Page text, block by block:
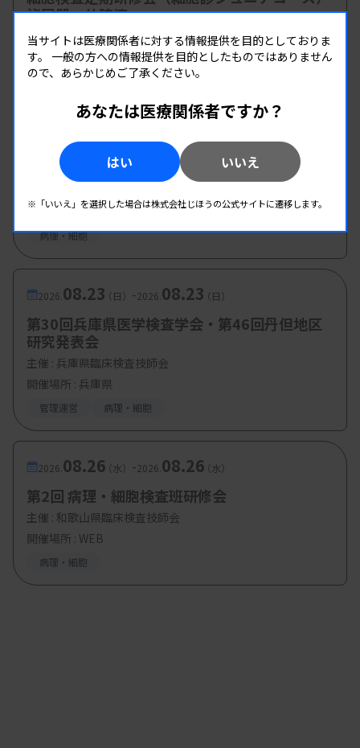
月に古巣の大学病院に戻ってきました。若いときに
多くの部署を回ったことで、医師を含めた医療スタ
ッフなど、多くの人に出会えたことが良かったと思
大学の実習で教官・学生と（Tシャツは目黒寄生虫館オリジナル）
29歳で一級合格、“寄生虫のプロ”として第
一歩
―臨床検査技師として転機となったことはあります
か。
一級臨床病理技術士の寄生虫学部門に合格したこと
泌尿器・体腔液
主催 :兵庫県臨床検査技師会
開催場所 : WEB
病理・細胞
08.22（土）-2026.08.22（土）
病理・細胞診研究班 8月勉強会
開催場所 : 徳島県
病理・細胞
2026. 08.23（日） -2026. 08.23（日）
第30回兵庫県医学検査学会・第46回丹但地区
研究発表会
主催 : 兵庫県臨床検査技師会
開催場所 : 兵庫県
管理運営 病理・細胞
2026. 08.26（水） -2026. 08.26（水）
第2回 病理・細胞検査班研修会
主催 : 和歌山県臨床検査技師会
開催場所 : WEB
病理・細胞
当サイトは医療関係者に対する情報提供を目的としておりま
す。 一般の方への情報提供を目的としたものではありません
ので、あらかじめご了承ください。
あなたは医療関係者ですか？
はい いいえ
※「いいえ」を選択した場合は株式会社じほうの公式サイトに遷移します。